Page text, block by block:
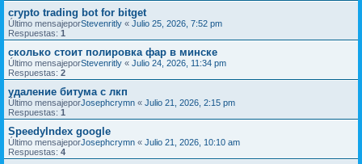
crypto trading bot for bitget
Último mensajeporStevenritly « Julio 25, 2026, 7:52 pm
Respuestas: 1
сколько стоит полировка фар в минске
Último mensajeporStevenritly « Julio 24, 2026, 11:34 pm
Respuestas: 2
удаление битума с лкп
Último mensajeporJosephcrymn « Julio 21, 2026, 2:15 pm
Respuestas: 1
SpeedyIndex google
Último mensajeporJosephcrymn « Julio 21, 2026, 10:10 am
Respuestas: 4